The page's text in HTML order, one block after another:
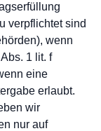
verpflichtet sind
wenn
1 lit. f
eine
erlaubt.
wir
nur auf